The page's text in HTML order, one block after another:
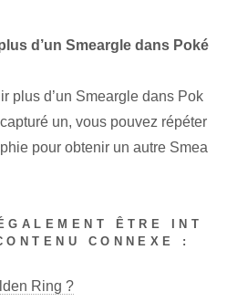
d’un Smeargle dans Poké
plus d’un Smeargle dans Pok
un, vous pouvez répéter
pour obtenir un autre Smea
ÊTRE INT
CONNEXE :
Ring ?